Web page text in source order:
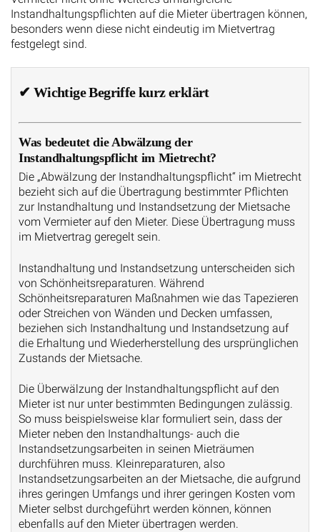
Instandhaltungspflichten auf die Mieter übertragen können,
besonders wenn diese nicht eindeutig im Mietvertrag
festgelegt sind.
✔ Wichtige Begriffe kurz erklärt
Was bedeutet die Abwälzung der
Instandhaltungspflicht im Mietrecht?
Die „Abwälzung der Instandhaltungspflicht“ im Mietrecht
bezieht sich auf die Übertragung bestimmter Pflichten
zur Instandhaltung und Instandsetzung der Mietsache
vom Vermieter auf den Mieter. Diese Übertragung muss
im Mietvertrag geregelt sein.
Instandhaltung und Instandsetzung unterscheiden sich
von Schönheitsreparaturen. Während
Schönheitsreparaturen Maßnahmen wie das Tapezieren
oder Streichen von Wänden und Decken umfassen,
beziehen sich Instandhaltung und Instandsetzung auf
die Erhaltung und Wiederherstellung des ursprünglichen
Zustands der Mietsache.
Die Überwälzung der Instandhaltungspflicht auf den
Mieter ist nur unter bestimmten Bedingungen zulässig.
So muss beispielsweise klar formuliert sein, dass der
Mieter neben den Instandhaltungs- auch die
Instandsetzungsarbeiten in seinen Mieträumen
durchführen muss. Kleinreparaturen, also
Instandsetzungsarbeiten an der Mietsache, die aufgrund
ihres geringen Umfangs und ihrer geringen Kosten vom
Mieter selbst durchgeführt werden können, können
ebenfalls auf den Mieter übertragen werden.